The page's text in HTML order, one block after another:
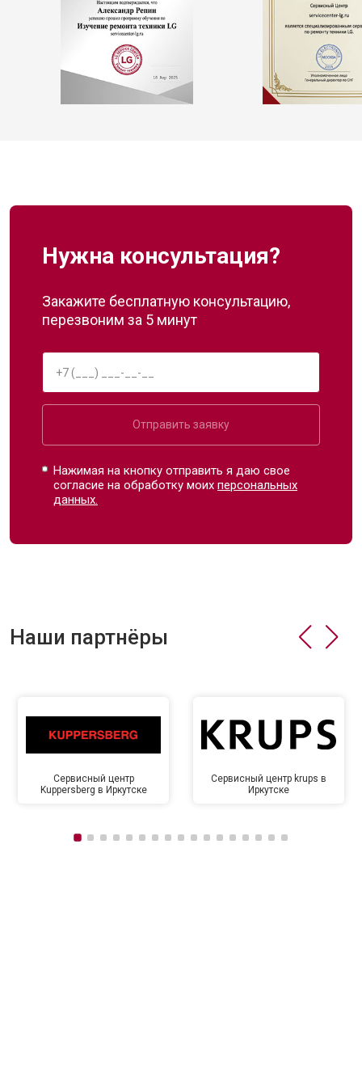
Нужна консультация?
Закажите бесплатную консультацию,
перезвоним за 5 минут
Отправить заявку
Нажимая на кнопку отправить я даю свое
согласие на обработку моихперсональных
данных.
Наши партнёры
Сервисный центр
Kuppersberg в Иркутске
Сервисный центр krups в
Иркутске